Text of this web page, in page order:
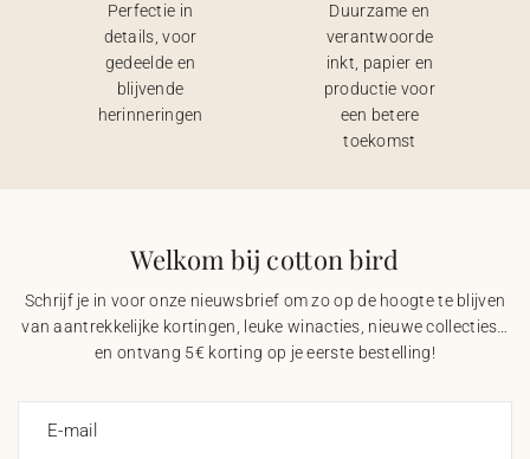
Perfectie in
details, voor
gedeelde en
blijvende
herinneringen
Duurzame en
verantwoorde
inkt, papier en
productie voor
een betere
toekomst
Welkom bij cotton bird
Schrijf je in voor onze nieuwsbrief om zo op de hoogte te blijven
van aantrekkelijke kortingen, leuke winacties, nieuwe collecties…
en ontvang 5€ korting op je eerste bestelling!
E-mail